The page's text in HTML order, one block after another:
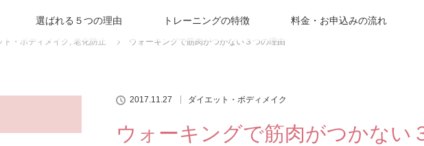
選ばれる５つの理由 トレーニングの特徴 料金・お申込みの流れ
ト・ボディメイク , 老化防止 ウォーキングで筋肉がつかない３つの理由
2017.11.27 ダイエット・ボディメイク
ウォーキングで筋肉がつかない